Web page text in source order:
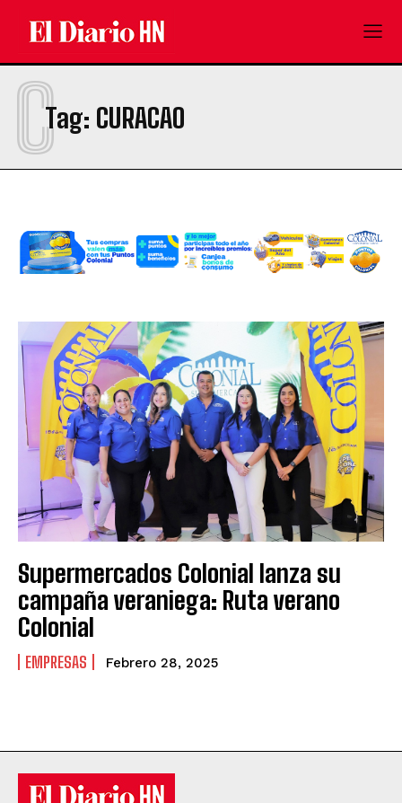
Tag: CURACAO
C
Supermercados Colonial lanza su
campaña veraniega: Ruta verano
Colonial
EMPRESAS Febrero 28, 2025